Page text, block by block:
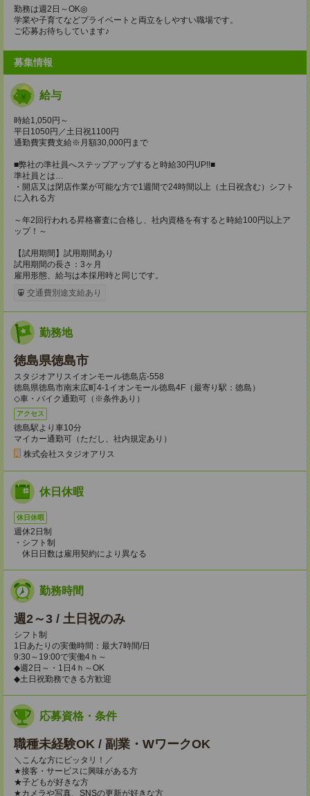
勤務は週2日～OK◎
学業や子育てなどプライベートと両立をしやすい職場です。
ご応募お待ちしています♪
募集情報
給与
時給1,050円～
平日1050円／土日祝1100円
通勤費実費支給※月額30,000円まで
■弊社の準社員へステップアップすると時給30円UP!!■
準社員とは…
・開店又は閉店作業が可能な方で1週間で24時間以上（土日祝含む）シフト
に入れる方
～年2回行われる昇格審査に合格し、社内資格を有すると時給100円以上ア
ップ！～
【試用期間】試用期間あり
試用期間の長さ：3ヶ月
雇用形態、給与は本採用時と同じです。
交通費別途支給あり
勤務地
徳島県徳島市
スタジオアリスイオンモール徳島店-558
徳島県徳島市南末広町4-1イオンモール徳島4F（最寄り駅：徳島）
◇車・バイク通勤可（※条件あり）
アクセス
徳島駅より車10分
マイカー通勤可（ただし、社内規定あり）
株式会社スタジオアリス
休日休暇
休日休暇
週休2日制
・シフト制
休日日数は雇用契約により異なる
勤務時間
週2～3 / 土日祝のみ
シフト制
1日あたりの実働時間：最大7時間/日
9:30～19:00で実働4ｈ～
◆週2日～・1日4ｈ～OK
◆土日祝勤務できる方歓迎
応募資格・条件
職種未経験OK / 副業・WワークOK
＼こんな方にピッタリ！／
★接客・サービスに興味がある方
★子どもが好きな方
★カメラや写真、SNSの更新が好きな方